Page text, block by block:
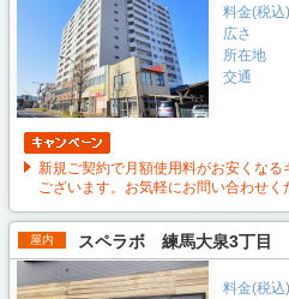
料金(税込)
広さ
所在地
交通
新規ご契約で月額使用料がお安くな
ございます。お気軽にお問い合わせく
屋内 スペラボ 練馬大泉3丁目
料金(税込)